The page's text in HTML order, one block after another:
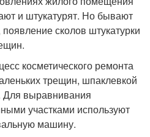
и штукатурят. Но бывают
сколов штукатурки
косметического ремонта
трещин, шпаклевкой
выравнивания
участками используют
машину.